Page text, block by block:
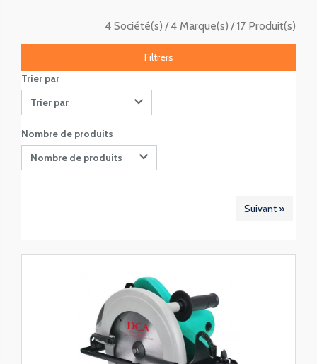
17 Produit(s)
4 Marque(s)
4 Société(s)
Filtrers
Trier par
Trier par
Nombre de produits
Nombre de produits
Suivant »